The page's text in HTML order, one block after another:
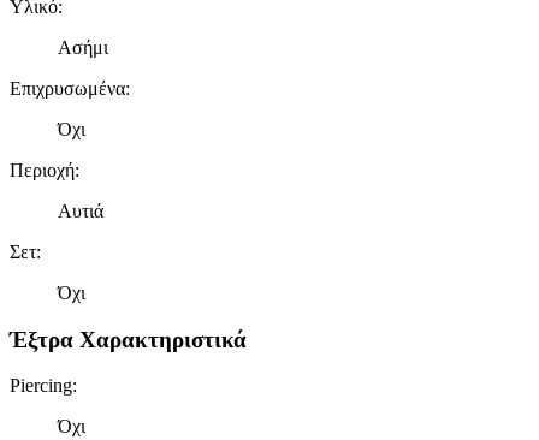
Υλικό:
Ασήμι
Επιχρυσωμένα:
Όχι
Περιοχή:
Αυτιά
Σετ:
Όχι
Έξτρα Χαρακτηριστικά
Piercing:
Όχι